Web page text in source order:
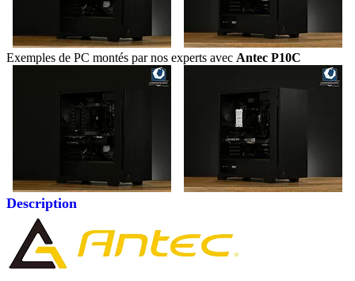
Exemples de PC montés par nos experts avec Antec P10C
Description